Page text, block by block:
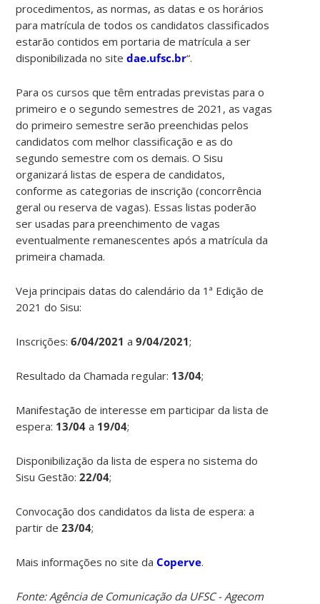
procedimentos, as normas, as datas e os horários
para matrícula de todos os candidatos classificados
estarão contidos em portaria de matrícula a ser
disponibilizada no sitedae.ufsc.br“.
Para os cursos que têm entradas previstas para o
primeiro e o segundo semestres de 2021, as vagas
do primeiro semestre serão preenchidas pelos
candidatos com melhor classificação e as do
segundo semestre com os demais. O Sisu
organizará listas de espera de candidatos,
conforme as categorias de inscrição (concorrência
geral ou reserva de vagas). Essas listas poderão
ser usadas para preenchimento de vagas
eventualmente remanescentes após a matrícula da
primeira chamada.
Veja principais datas do calendário da 1ª Edição de
2021 do Sisu:
Inscrições:6/04/2021 a9/04/2021;
Resultado da Chamada regular: 13/04;
Manifestação de interesse em participar da lista de
espera: 13/04 a 19/04;
Disponibilização da lista de espera no sistema do
Sisu Gestão:22/04;
Convocação dos candidatos da lista de espera: a
partir de23/04;
Mais informações no site daCoperve.
Fonte: Agência de Comunicação da UFSC - Agecom